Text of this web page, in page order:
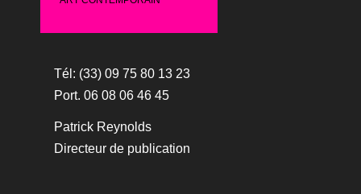
Tél: (33) 09 75 80 13 23
Port. 06 08 06 46 45
Patrick Reynolds
Directeur de publication